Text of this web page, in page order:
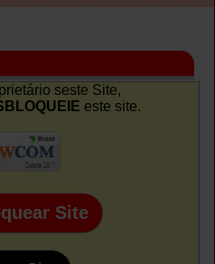
seste Site,
este site.
Site